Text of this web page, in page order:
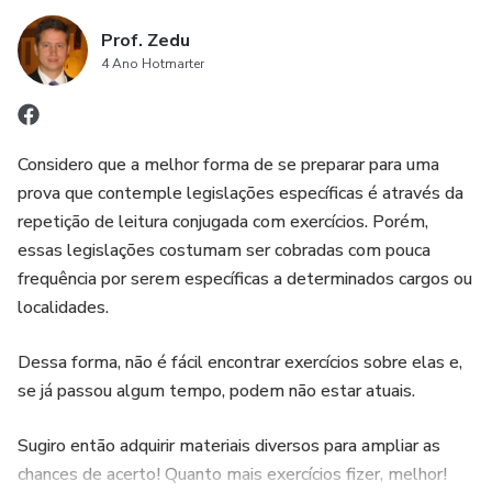
Parte 2: as mesmas questões com gabarito e as suas
facilitar a localização na lei seca.
4) 308 questões inéditas no estilo CERTO/ERRADO,
FLASHCARDS do ANKI.
OBS: SÃO AS MESMAS QUESTÕES DO PDF. OS
INDICADOS PARA REVISÃO, ATRAVÉS DE UM ESTUDO
UTILIZANDO O ALGORITMO DO ANKI.
com os nossos exercícios pelo PDF/simulados e flashcards
2) faça os exercícios do nosso PDF;
específica todos os dias no pós edital, intercalando leitura
da lei seca, exercícios e revisões.
Prof. Zedu
4 Ano Hotmarter
Considero que a melhor forma de se preparar para uma
prova que contemple legislações específicas é através da
repetição de leitura conjugada com exercícios. Porém,
essas legislações costumam ser cobradas com pouca
frequência por serem específicas a determinados cargos ou
localidades.
Dessa forma, não é fácil encontrar exercícios sobre elas e,
se já passou algum tempo, podem não estar atuais.
Sugiro então adquirir materiais diversos para ampliar as
chances de acerto! Quanto mais exercícios fizer, melhor!